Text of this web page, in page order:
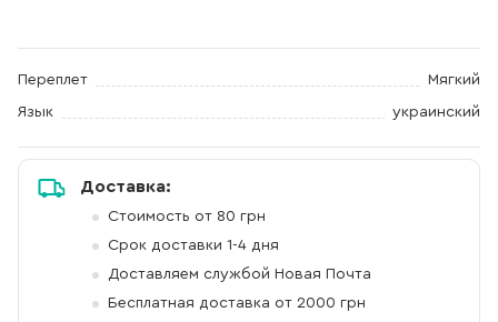
Переплет Мягкий
Язык украинский
Доставка:
Стоимость от 80 грн
Срок доставки 1-4 дня
Доставляем службой Новая Почта
Бесплатная доставка от 2000 грн